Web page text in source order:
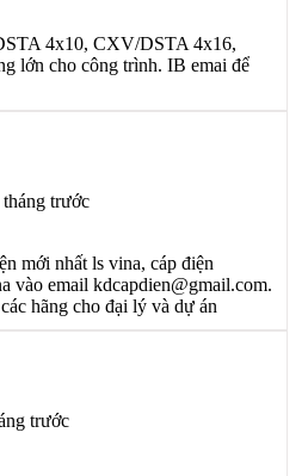
4x10, CXV/DSTA 4x16,
lớn cho công trình. IB emai để
tháng trước
mới nhất ls vina, cáp điện
vào email kdcapdien@gmail.com.
hãng cho đại lý và dự án
trước